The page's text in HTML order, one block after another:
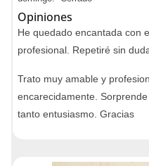
Opiniones
He quedado encantada con
profesional. Repetiré sin
Trato muy amable y
encarecidamente.
tanto entusiasmo. Gracias